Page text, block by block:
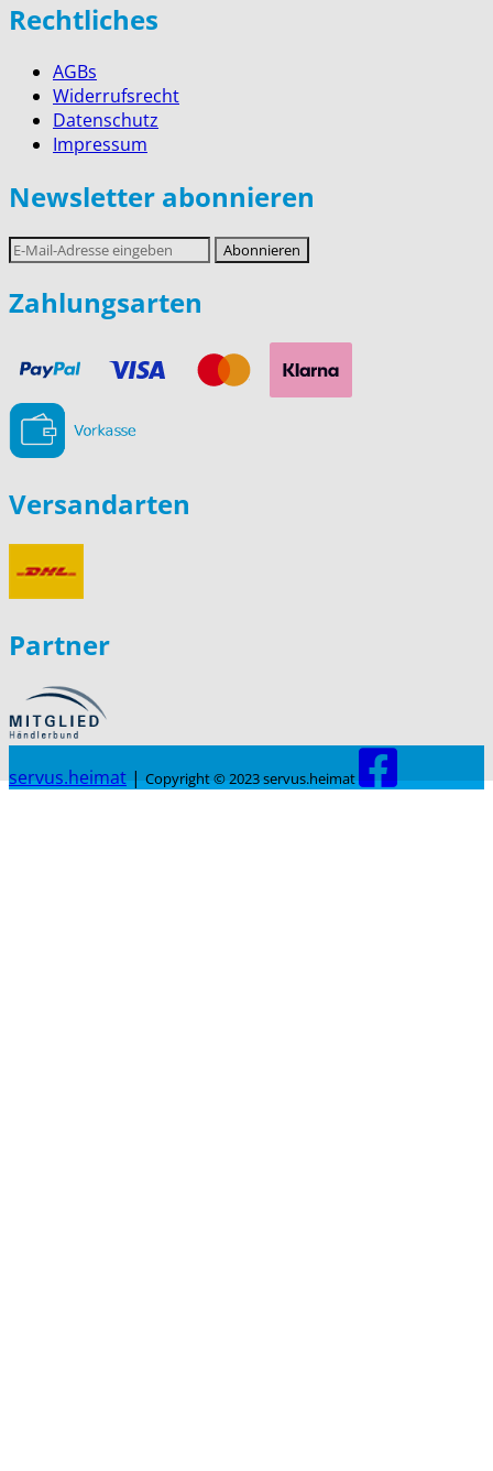
Rechtliches
AGBs
Widerrufsrecht
Datenschutz
Impressum
Newsletter abonnieren
E-
Mail-
Adresse
Abonnieren
Zahlungsarten
Versandarten
Partner
servus.heimat | Copyright © 2023 servus.heimat